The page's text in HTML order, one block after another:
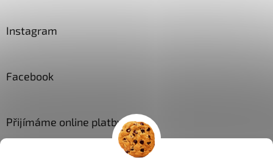
Instagram
Facebook
Přijímáme online platby